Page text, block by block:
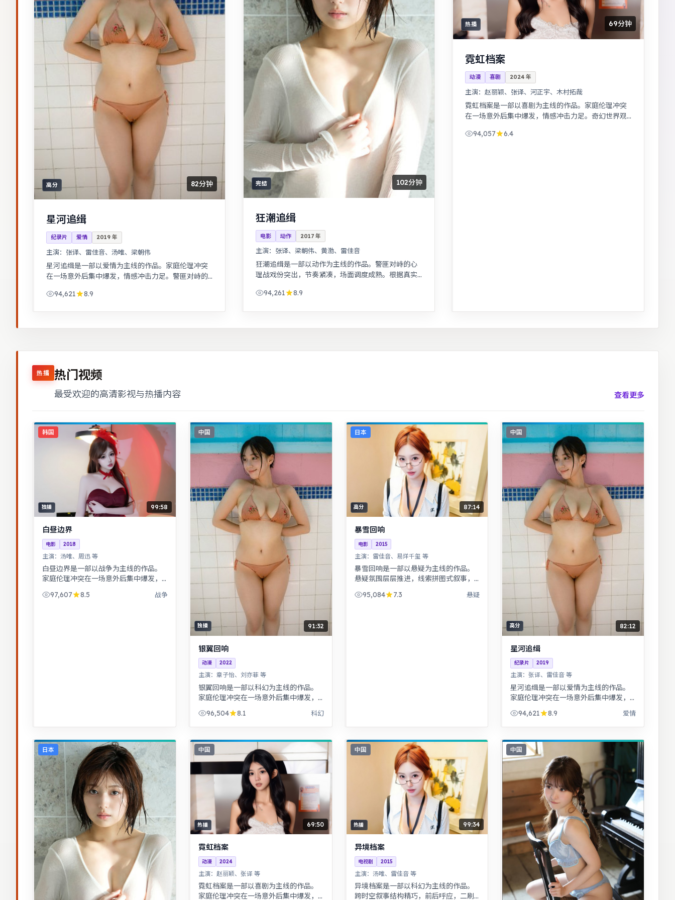
高分 82分钟
星河追缉
纪录片 爱情 2019 年
主演： 张译、雷佳音、汤唯、梁朝伟
星河追缉是一部以爱情为主线的作品。家庭伦理冲突
在一场意外后集中爆发，情感冲击力足。警匪对峙的
94,621
8.9
完结 102分钟
狂潮追缉
电影 动作 2017 年
主演： 张译、梁朝伟、黄渤、雷佳音
狂潮追缉是一部以动作为主线的作品。警匪对峙的心
理战戏份突出，节奏紧凑，场面调度成熟。根据真实
94,261
8.9
热播 69分钟
霓虹档案
动漫 喜剧 2024 年
主演： 赵丽颖、张译、河正宇、木村拓哉
霓虹档案是一部以喜剧为主线的作品。家庭伦理冲突
在一场意外后集中爆发，情感冲击力足。奇幻世界观
94,057
6.4
热播 热门视频
最受欢迎的高清影视与热播内容 查看更多
韩国
独播 99:58
白昼边界
电影 2018
主演： 汤唯、周迅 等
白昼边界是一部以战争为主线的作品。
家庭伦理冲突在一场意外后集中爆发，
回收利落，适合系列化追看。
97,607 8.5 战争
中国
独播 91:32
银翼回响
动漫 2022
主演： 章子怡、刘亦菲 等
银翼回响是一部以科幻为主线的作品。
家庭伦理冲突在一场意外后集中爆发，
情感冲击力足。悬疑氛围层层推进，线
索拼图式叙事，结局出人意料。
96,504 8.1 科幻
日本
高分 87:14
暴雪回响
电影 2015
主演： 雷佳音、易烊千玺 等
暴雪回响是一部以悬疑为主线的作品。
悬疑氛围层层推进，线索拼图式叙事，
调查，真相远比表面更加残酷。
95,084 7.3 悬疑
中国
高分 82:12
星河追缉
纪录片 2019
主演：张译、雷佳音 等
星河追缉是一部以爱情为主线的作品。
家庭伦理冲突在一场意外后集中爆发，
情感冲击力足。警匪对峙的心理战戏份
突出，节奏紧凑，场面调度成熟。
94,621 8.9 爱情
日本 中国
热播 69:50
霓虹档案
动漫 2024
主演： 赵丽颖、张译 等
霓虹档案是一部以喜剧为主线的作品。
家庭伦理冲突在一场意外后集中爆发，
中国
热播 99:34
异境档案
电视剧 2015
主演： 汤唯、雷佳音 等
异境档案是一部以科幻为主线的作品。
跨时空叙事结构精巧，前后呼应，二刷
中国